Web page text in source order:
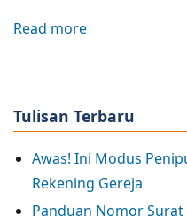
Read more
Belanja
Gereja:
Mengapa
Perlu
Tulisan Terbaru
Awas! Ini Modus
Rekening Gereja
Panduan Nomor